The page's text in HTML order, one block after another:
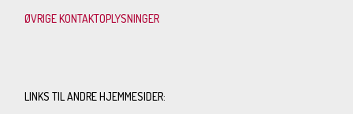
ØVRIGE KONTAKTOPLYSNINGER
LINKS TIL ANDRE HJEMMESIDER: